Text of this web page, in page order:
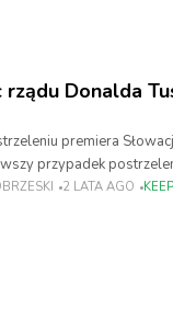
Donalda Tuska
premiera
przypadek
go 71-letni pisarz Juraj
2 LATA AGO